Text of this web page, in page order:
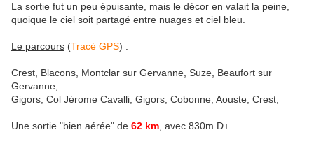
La sortie fut un peu épuisante, mais le décor en valait la peine,
quoique le ciel soit partagé entre nuages et ciel bleu.
Le parcours (Tracé GPS) :
Crest, Blacons, Montclar sur Gervanne, Suze, Beaufort sur
Gervanne,
Gigors, Col Jérome Cavalli, Gigors, Cobonne, Aouste, Crest,
Une sortie "bien aérée" de 62 km , avec 830m D+.